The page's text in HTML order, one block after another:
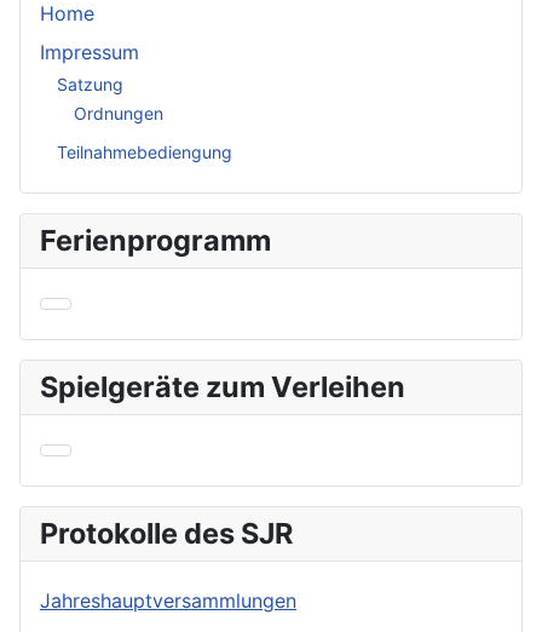
Home
Impressum
Satzung
Ordnungen
Teilnahmebediengung
Ferienprogramm
Spielgeräte zum Verleihen
Protokolle des SJR
Jahreshauptversammlungen